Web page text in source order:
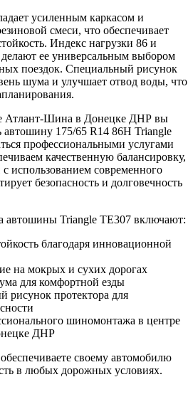
усиленным каркасом и
смеси, что обеспечивает
Индекс нагрузки 86 и
ее универсальным выбором
поездок. Специальный рисунок
шума и улучшает отвод воды, что
Атлант-Шина в Донецке ДНР вы
автошину 175/65 R14 86H Triangle
профессиональными услугами
качественную балансировку,
использованием современного
безопасность и долговечность
автошины Triangle TE307 включают:
благодаря инновационной
на мокрых и сухих дорогах
для комфортной езды
рисунок протектора для
шиномонтажа в центре
ДНР
своему автомобилю
в любых дорожных условиях.